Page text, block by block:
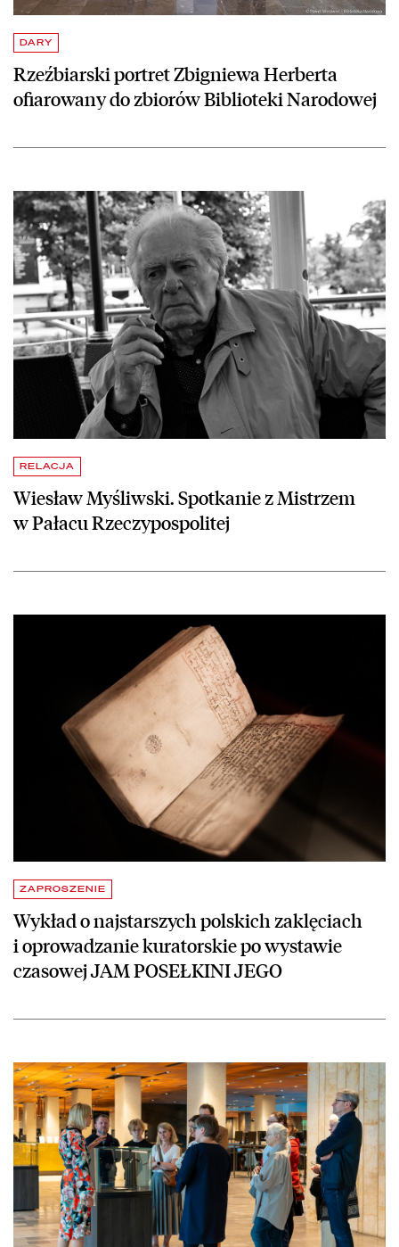
DARY
Rzeźbiarski portret Zbigniewa Herberta
ofiarowany do zbiorów Biblioteki Narodowej
RELACJA
Wiesław Myśliwski. Spotkanie z Mistrzem
w Pałacu Rzeczypospolitej
czytaj więcej o Wiesław Myśliwski. Spotkanie z Mistrzem w Pałacu
ZAPROSZENIE
Wykład o najstarszych polskich zaklęciach
i oprowadzanie kuratorskie po wystawie
czasowej JAM POSEŁKINI JEGO
czytaj więcej o Wykład o najstarszych polskich zaklęciach i
czytaj więcej o WystawaBolesław Prusw Bibliotece Narodowej –